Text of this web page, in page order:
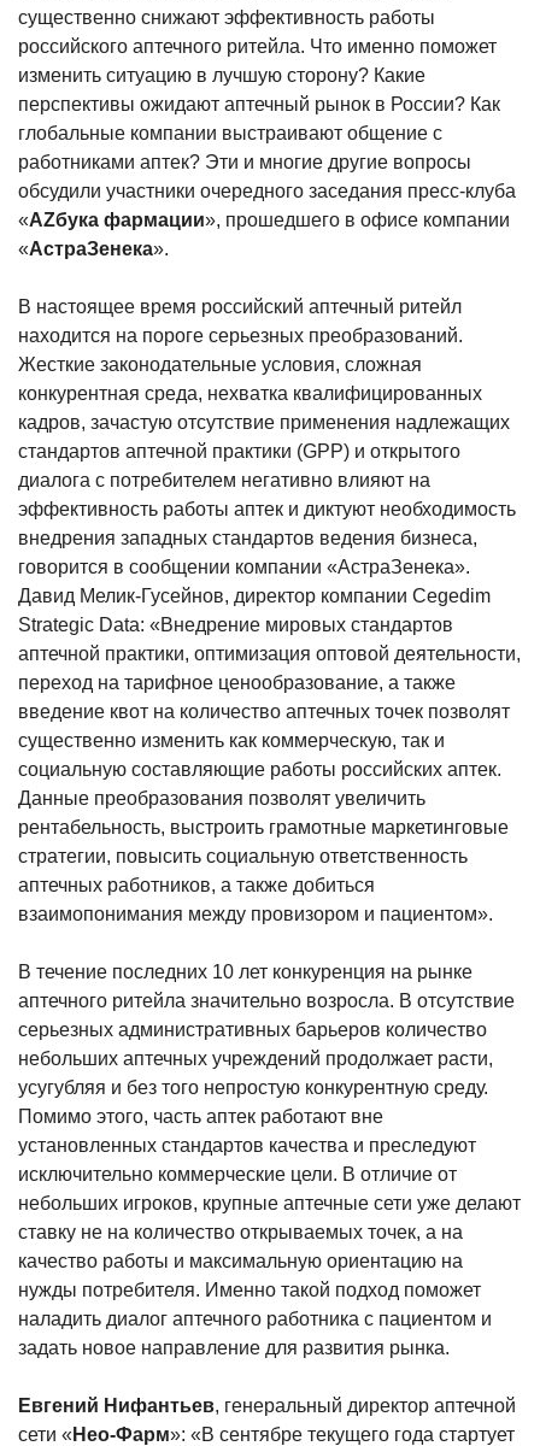
существенно снижают эффективность работы
российского аптечного ритейла. Что именно поможет
изменить ситуацию в лучшую сторону? Какие
перспективы ожидают аптечный рынок в России? Как
глобальные компании выстраивают общение с
работниками аптек? Эти и многие другие вопросы
обсудили участники очередного заседания пресс-клуба
«AZбука фармации», прошедшего в офисе компании
«АстраЗенека».
В настоящее время российский аптечный ритейл
находится на пороге серьезных преобразований.
Жесткие законодательные условия, сложная
конкурентная среда, нехватка квалифицированных
кадров, зачастую отсутствие применения надлежащих
стандартов аптечной практики (GPP) и открытого
диалога с потребителем негативно влияют на
эффективность работы аптек и диктуют необходимость
внедрения западных стандартов ведения бизнеса,
говорится в сообщении компании «АстраЗенека».
Давид Мелик-Гусейнов, директор компании Cegedim
Strategic Data: «Внедрение мировых стандартов
аптечной практики, оптимизация оптовой деятельности,
переход на тарифное ценообразование, а также
введение квот на количество аптечных точек позволят
существенно изменить как коммерческую, так и
социальную составляющие работы российских аптек.
Данные преобразования позволят увеличить
рентабельность, выстроить грамотные маркетинговые
стратегии, повысить социальную ответственность
аптечных работников, а также добиться
взаимопонимания между провизором и пациентом».
В течение последних 10 лет конкуренция на рынке
аптечного ритейла значительно возросла. В отсутствие
серьезных административных барьеров количество
небольших аптечных учреждений продолжает расти,
усугубляя и без того непростую конкурентную среду.
Помимо этого, часть аптек работают вне
установленных стандартов качества и преследуют
исключительно коммерческие цели. В отличие от
небольших игроков, крупные аптечные сети уже делают
ставку не на количество открываемых точек, а на
качество работы и максимальную ориентацию на
нужды потребителя. Именно такой подход поможет
наладить диалог аптечного работника с пациентом и
задать новое направление для развития рынка.
Евгений Нифантьев, генеральный директор аптечной
сети « Нео-Фарм»: «В сентябре текущего года стартует